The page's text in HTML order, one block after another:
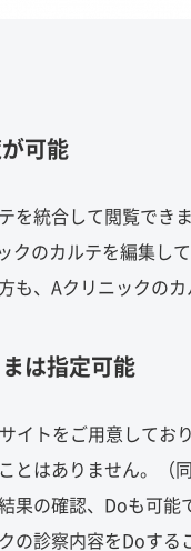
可能
を統合して閲覧でき
クのカルテを編集し
も、Aクリニックの
は指定可能
イトをご用意してお
とはありません。（
果の確認、Doも可
の診察内容をDoす